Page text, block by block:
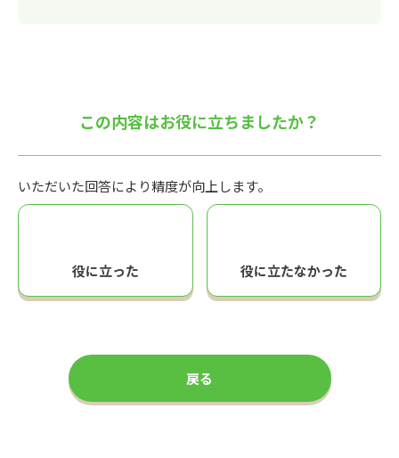
この内容はお役に立ちましたか？
いただいた回答により精度が向上します。
役に立った 役に立たなかった
戻る